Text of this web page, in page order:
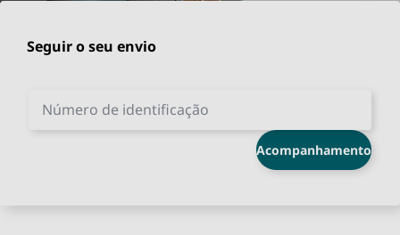
Seguir o seu envio
Número de identificação
Acompanhamento